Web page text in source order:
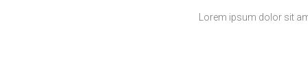
Lorem ipsum dolor sit